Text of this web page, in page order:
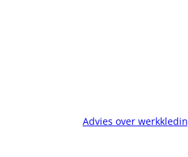
Advies over